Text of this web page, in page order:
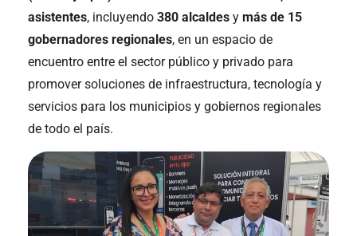
asistentes, incluyendo 380 alcaldes y más de 15
gobernadores regionales, en un espacio de
encuentro entre el sector público y privado para
promover soluciones de infraestructura, tecnología y
servicios para los municipios y gobiernos regionales
de todo el país.